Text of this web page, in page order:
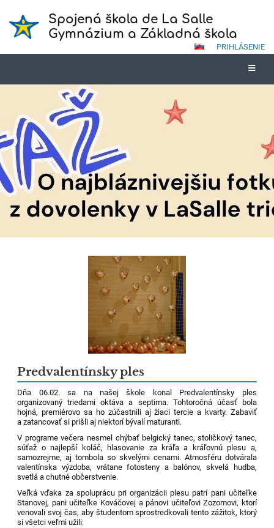
Spojená škola de La Salle
Gymnázium a Základná škola
PRIHLÁSENIE
Predvalentínsky ples
Dňa 06.02. sa na našej škole konal Predvalentínsky ples
organizovaný triedami oktáva a septima. Tohtoročná účasť bola
hojná, premiérovo sa ho zúčastnili aj žiaci tercie a kvarty. Zabaviť
a zatancovať si prišli aj niektorí bývalí maturanti.
V programe večera nesmel chýbať belgický tanec, stoličkový tanec,
súťaž o najlepší koláč, hlasovanie za kráľa a kráľovnú plesu a,
samozrejme, aj tombola so skvelými cenami. Atmosféru dotvárala
valentínska výzdoba, vrátane fotosteny a balónov, skvelá hudba,
svetlá a chutné občerstvenie.
Veľká vďaka za spoluprácu pri organizácii plesu patrí pani učiteľke
Stanovej, pani učiteľke Kováčovej a pánovi učiteľovi Zozomovi, ktorí
venovali svoj čas, aby študentom sprostredkovali tento zážitok, ktorý
si všetci veľmi užili: